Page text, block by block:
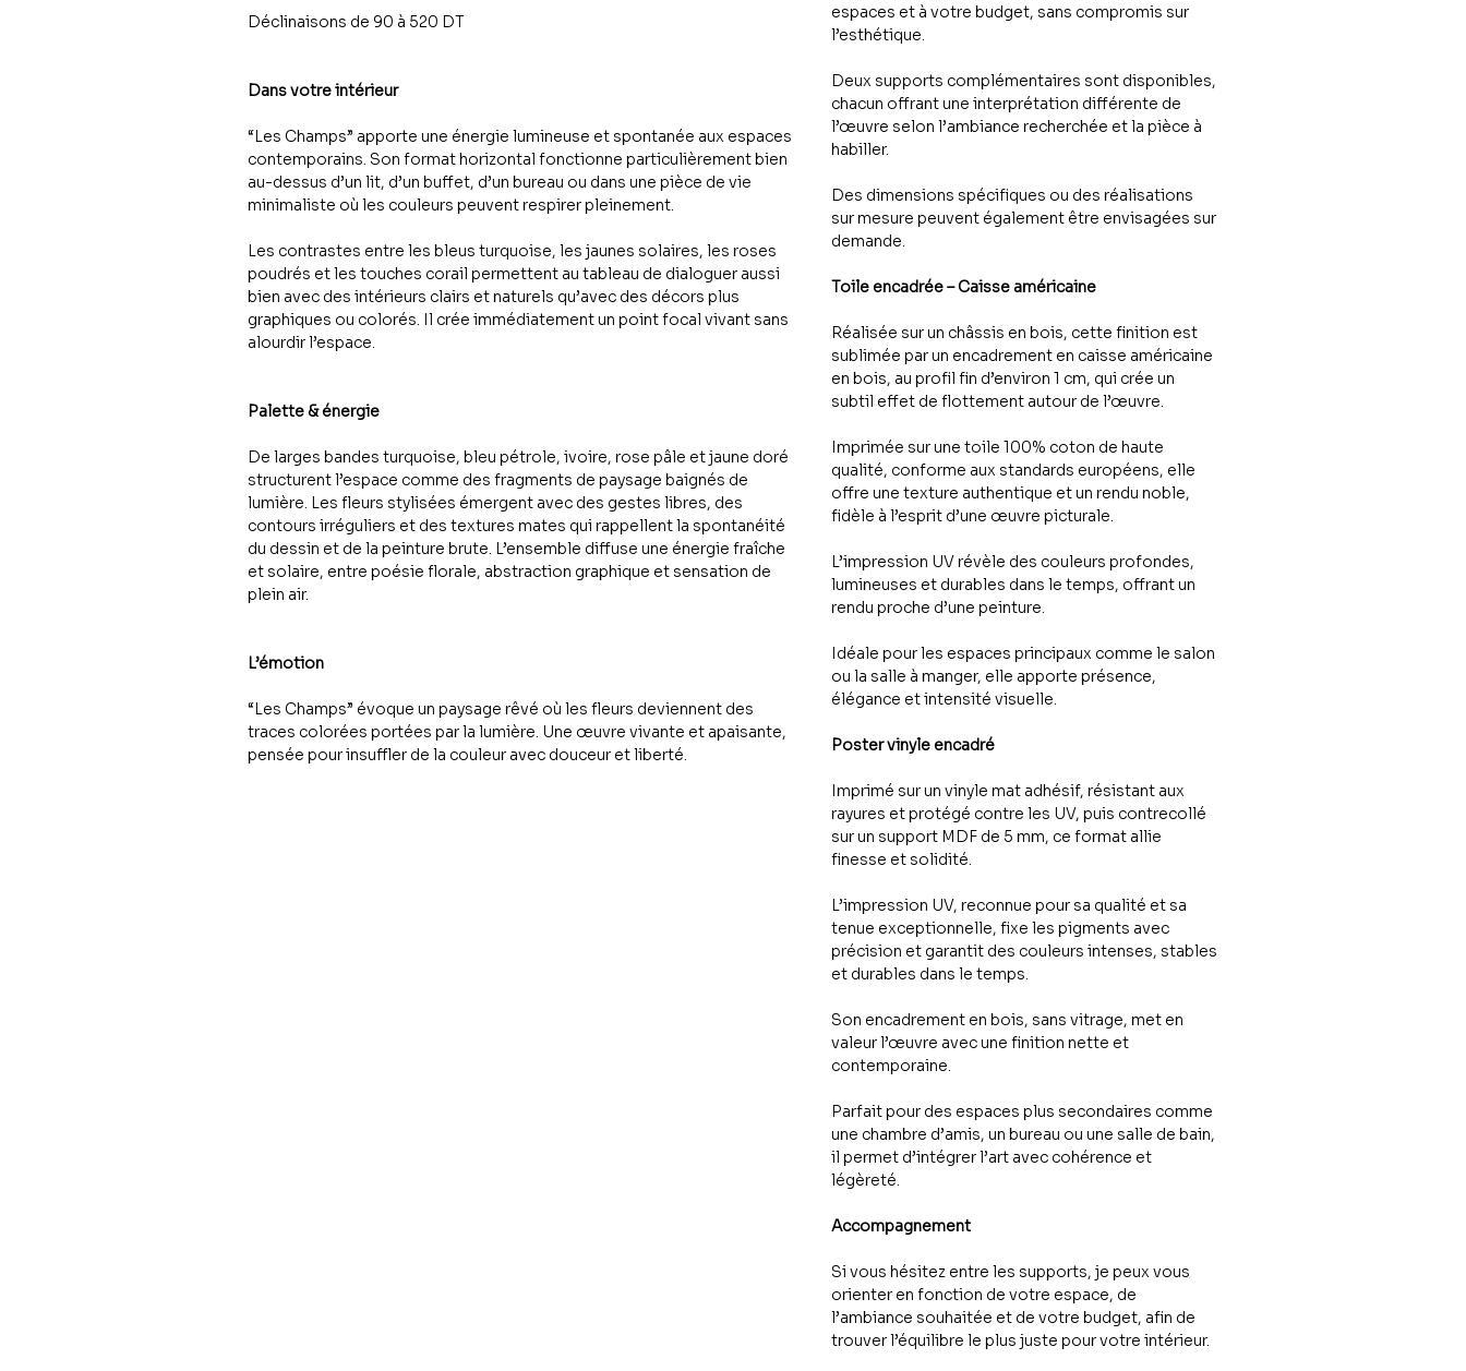
Déclinaisons de 90 à 520 DT
Dans votre intérieur
“Les Champs” apporte une énergie lumineuse et spontanée aux espaces
contemporains. Son format horizontal fonctionne particulièrement bien
au-dessus d’un lit, d’un buffet, d’un bureau ou dans une pièce de vie
minimaliste où les couleurs peuvent respirer pleinement.
Les contrastes entre les bleus turquoise, les jaunes solaires, les roses
poudrés et les touches corail permettent au tableau de dialoguer aussi
bien avec des intérieurs clairs et naturels qu’avec des décors plus
graphiques ou colorés. Il crée immédiatement un point focal vivant sans
alourdir l’espace.
Palette & énergie
De larges bandes turquoise, bleu pétrole, ivoire, rose pâle et jaune doré
structurent l’espace comme des fragments de paysage baignés de
lumière. Les fleurs stylisées émergent avec des gestes libres, des
contours irréguliers et des textures mates qui rappellent la spontanéité
du dessin et de la peinture brute. L’ensemble diffuse une énergie fraîche
et solaire, entre poésie florale, abstraction graphique et sensation de
plein air.
L’émotion
“Les Champs” évoque un paysage rêvé où les fleurs deviennent des
traces colorées portées par la lumière. Une œuvre vivante et apaisante,
pensée pour insuffler de la couleur avec douceur et liberté.
espaces et à votre budget, sans compromis sur
l’esthétique.
Deux supports complémentaires sont disponibles,
chacun offrant une interprétation différente de
l’œuvre selon l’ambiance recherchée et la pièce à
habiller.
Des dimensions spécifiques ou des réalisations
sur mesure peuvent également être envisagées sur
demande.
Toile encadrée – Caisse américaine
Réalisée sur un châssis en bois, cette finition est
sublimée par un encadrement en caisse américaine
en bois, au profil fin d’environ 1 cm, qui crée un
subtil effet de flottement autour de l’œuvre.
Imprimée sur une toile 100% coton de haute
qualité, conforme aux standards européens, elle
offre une texture authentique et un rendu noble,
fidèle à l’esprit d’une œuvre picturale.
L’impression UV révèle des couleurs profondes,
lumineuses et durables dans le temps, offrant un
rendu proche d’une peinture.
Idéale pour les espaces principaux comme le salon
ou la salle à manger, elle apporte présence,
élégance et intensité visuelle.
Poster vinyle encadré
Imprimé sur un vinyle mat adhésif, résistant aux
rayures et protégé contre les UV, puis contrecollé
sur un support MDF de 5 mm, ce format allie
finesse et solidité.
L’impression UV, reconnue pour sa qualité et sa
tenue exceptionnelle, fixe les pigments avec
précision et garantit des couleurs intenses, stables
et durables dans le temps.
Son encadrement en bois, sans vitrage, met en
valeur l’œuvre avec une finition nette et
contemporaine.
Parfait pour des espaces plus secondaires comme
une chambre d’amis, un bureau ou une salle de bain,
il permet d’intégrer l’art avec cohérence et
légèreté.
Accompagnement
Si vous hésitez entre les supports, je peux vous
orienter en fonction de votre espace, de
l’ambiance souhaitée et de votre budget, afin de
trouver l’équilibre le plus juste pour votre intérieur.